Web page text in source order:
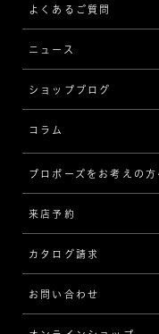
ストレート
ウェーブ
V字
[セッテイングから選ぶ]
ソリテール
ワンサイドメレ
ダブルサイドメレ
ラインメレ
ブレスレット
MESSAGE IN
品質保証
ブライダルアイテム
よくあるご質問
ニュース
ショップブログ
コラム
インタビュー
指輪
ダイヤモンド
プロポーズ
プロポーズをお考えの方
来店予約
カタログ請求
お問い合わせ